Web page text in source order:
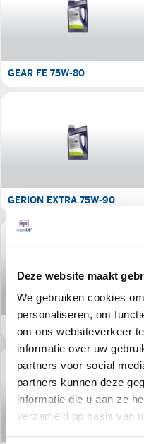
Deze website maakt
We gebruiken cookies
personaliseren, om
om ons websiteverkeer
informatie over uw
partners voor social
partners kunnen deze
informatie die u aan ze
verzameld op basis van
GEAR FE 75W-80
GERION EXTRA 75W-90
GERION DRIVE LS 75W-90